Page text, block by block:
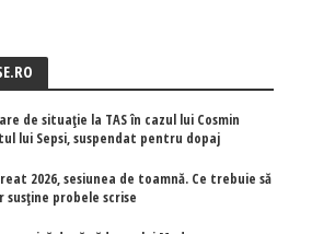
de situație la TAS în cazul lui Cosmin
lui Sepsi, suspendat pentru dopaj
2026, sesiunea de toamnă. Ce trebuie să
susține probele scrise